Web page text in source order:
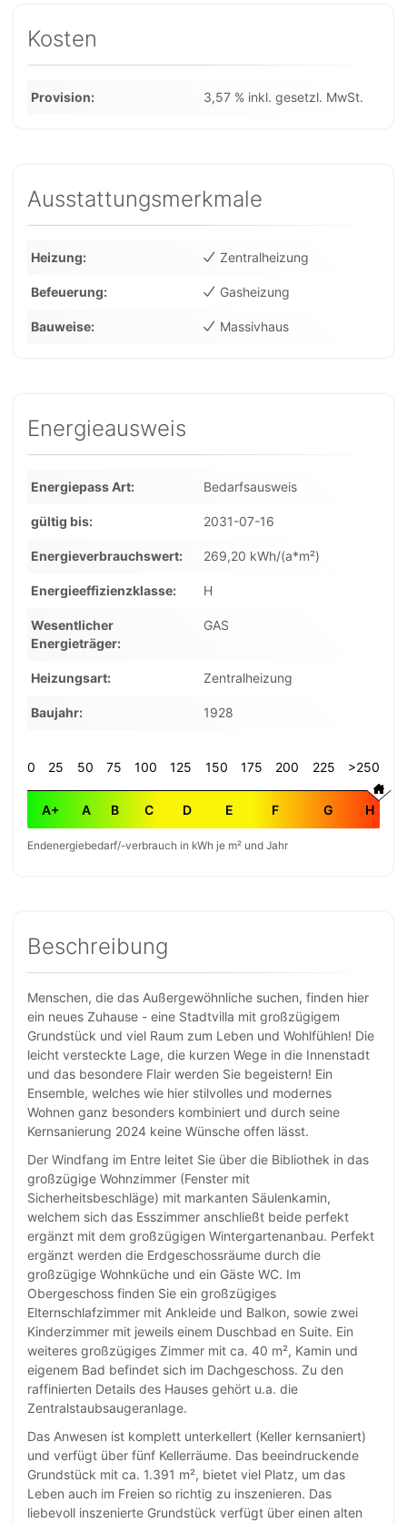
Kosten
Provision 3,57 % inkl. gesetzl. MwSt.
Ausstattungsmerkmale
Heizung Zentralheizung
Befeuerung Gasheizung
Bauweise Massivhaus
Energieausweis
Energiepass Art Bedarfsausweis
gültig bis 2031-07-16
Energieverbrauchswert 269,20 kWh/(a*m²)
Energieeffizienzklasse H
Wesentlicher
Energieträger
GAS
Heizungsart Zentralheizung
Baujahr 1928
0 25 50 75 100 125 150 175 200 225 >250
A+ A B C D E F G H
Endenergiebedarf/-verbrauch in kWh je m² und Jahr
Beschreibung
Menschen, die das Außergewöhnliche suchen, finden hier
ein neues Zuhause - eine Stadtvilla mit großzügigem
Grundstück und viel Raum zum Leben und Wohlfühlen! Die
leicht versteckte Lage, die kurzen Wege in die Innenstadt
und das besondere Flair werden Sie begeistern! Ein
Ensemble, welches wie hier stilvolles und modernes
Wohnen ganz besonders kombiniert und durch seine
Kernsanierung 2024 keine Wünsche offen lässt.
Der Windfang im Entre leitet Sie über die Bibliothek in das
großzügige Wohnzimmer (Fenster mit
Sicherheitsbeschläge) mit markanten Säulenkamin,
welchem sich das Esszimmer anschließt beide perfekt
ergänzt mit dem großzügigen Wintergartenanbau. Perfekt
ergänzt werden die Erdgeschossräume durch die
großzügige Wohnküche und ein Gäste WC. Im
Obergeschoss finden Sie ein großzügiges
Elternschlafzimmer mit Ankleide und Balkon, sowie zwei
Kinderzimmer mit jeweils einem Duschbad en Suite. Ein
weiteres großzügiges Zimmer mit ca. 40 m², Kamin und
eigenem Bad befindet sich im Dachgeschoss. Zu den
raffinierten Details des Hauses gehört u.a. die
Zentralstaubsaugeranlage.
Das Anwesen ist komplett unterkellert (Keller kernsaniert)
und verfügt über fünf Kellerräume. Das beeindruckende
Grundstück mit ca. 1.391 m², bietet viel Platz, um das
Leben auch im Freien so richtig zu inszenieren. Das
liebevoll inszenierte Grundstück verfügt über einen alten